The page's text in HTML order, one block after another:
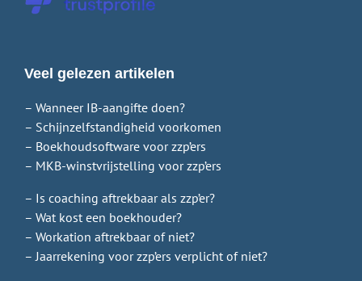
Veel gelezen artikelen
– Wanneer IB-aangifte doen?
– Schijnzelfstandigheid voorkomen
– Boekhoudsoftware voor zzp’ers
– MKB-winstvrijstelling voor zzp’ers
– Is coaching aftrekbaar als zzp’er?
– Wat kost een boekhouder?
– Workation aftrekbaar of niet?
– Jaarrekening voor zzp’ers verplicht of niet?